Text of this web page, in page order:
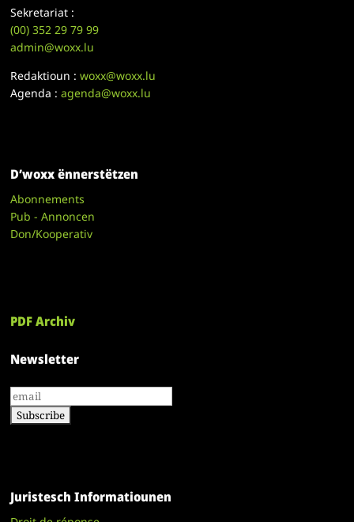
Sekretariat :
(00)352 29 79 99
admin@woxx.lu
Redaktioun :woxx@woxx.lu
Agenda :agenda@woxx.lu
D’woxx ënnerstëtzen
Abonnements
Pub - Annoncen
Don/Kooperativ
PDF Archiv
Newsletter
Juristesch Informatiounen